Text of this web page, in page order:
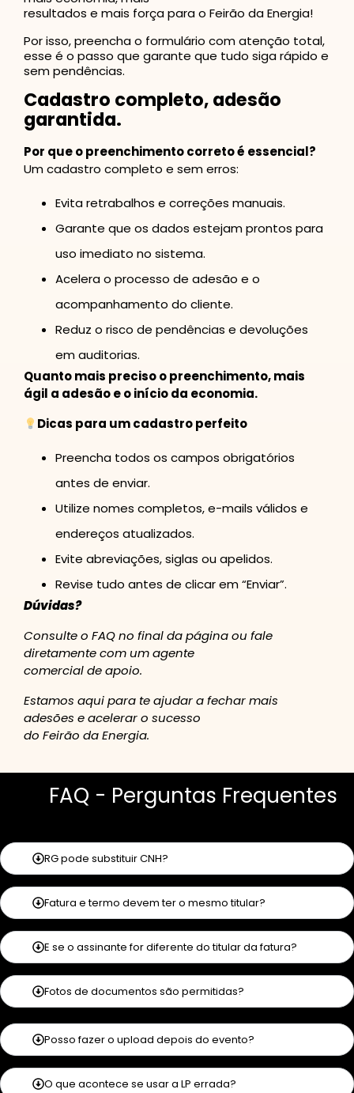
resultados e mais força para o Feirão da Energia!
Por isso, preencha o formulário com atenção total,
esse é o passo que garante que tudo siga rápido e
sem pendências.
Cadastro completo, adesão
garantida.
Por que o preenchimento correto é essencial?
Um cadastro completo e sem erros:
Evita retrabalhos e correções manuais.
Garante que os dados estejam prontos para
uso imediato no sistema.
Acelera o processo de adesão e o
acompanhamento do cliente.
Reduz o risco de pendências e devoluções
em auditorias.
Quanto mais preciso o preenchimento, mais
ágil a adesão e o início da economia.
Dicas para um cadastro perfeito
Preencha todos os campos obrigatórios
antes de enviar.
Utilize nomes completos, e-mails válidos e
endereços atualizados.
Evite abreviações, siglas ou apelidos.
Revise tudo antes de clicar em “Enviar”.
Dúvidas?
Consulte o FAQ no final da página ou fale
diretamente com um agente
comercial de apoio.
Estamos aqui para te ajudar a fechar mais
adesões e acelerar o sucesso
do Feirão da Energia.
FAQ - Perguntas Frequentes
RG pode substituir CNH?
Fatura e termo devem ter o mesmo titular?
E se o assinante for diferente do titular da fatura?
Fotos de documentos são permitidas?
Posso fazer o upload depois do evento?
O que acontece se usar a LP errada?